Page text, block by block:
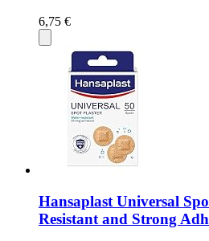
6,75 €
Hansaplast Universal
Resistant and Strong